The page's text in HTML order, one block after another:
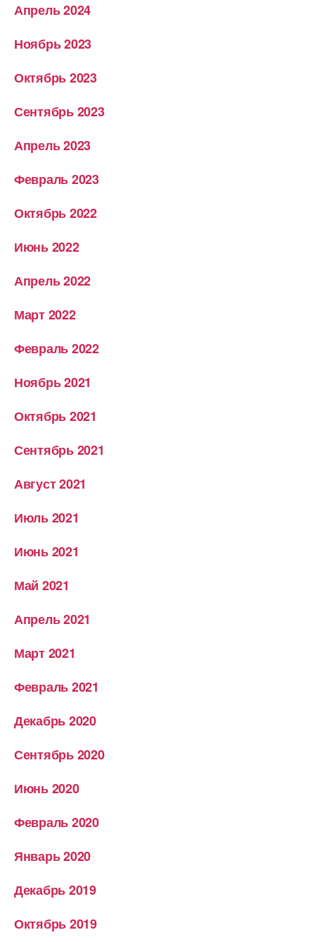
Апрель 2024
Ноябрь 2023
Октябрь 2023
Сентябрь 2023
Апрель 2023
Февраль 2023
Октябрь 2022
Июнь 2022
Апрель 2022
Март 2022
Февраль 2022
Ноябрь 2021
Октябрь 2021
Сентябрь 2021
Август 2021
Июль 2021
Июнь 2021
Май 2021
Апрель 2021
Март 2021
Февраль 2021
Декабрь 2020
Сентябрь 2020
Июнь 2020
Февраль 2020
Январь 2020
Декабрь 2019
Октябрь 2019